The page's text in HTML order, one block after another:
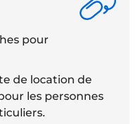
pour
de location de
les personnes